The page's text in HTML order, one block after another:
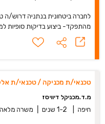
לחברה ביטחונית בנתניה דרוש/ה
מהתפקד- ביצוע בדיקות סופיות
טכנאי/ת מכניקה / טכנאי/ת
מ.ד.מכניקל דיוויסז
חיפה 1-2 שנים משרה מלאה